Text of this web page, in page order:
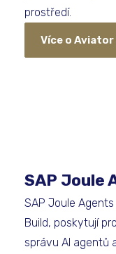
prostředí.
Více o
SAP Joule
SAP Joule
Build, poskytují
správu AI agentů